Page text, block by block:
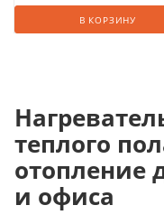
В КОРЗИНУ
теплого
отопление
и офиса